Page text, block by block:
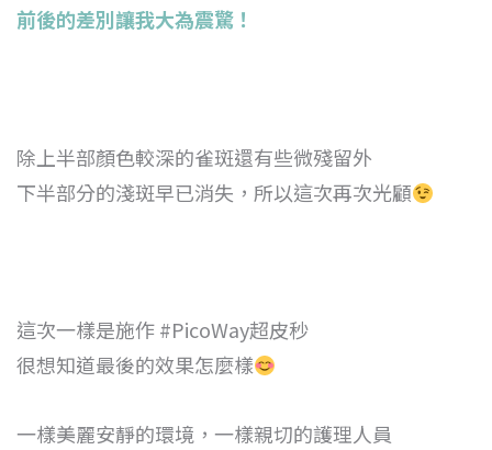
前後的差別讓我大為震驚！
除上半部顏色較深的雀斑還有些微殘留外
下半部分的淺斑早已消失，所以這次再次光顧
這次一樣是施作#PicoWay超皮秒
很想知道最後的效果怎麼樣
一樣美麗安靜的環境，一樣親切的護理人員